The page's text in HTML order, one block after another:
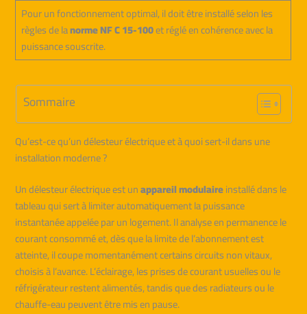
Pour un fonctionnement optimal, il doit être installé selon les
règles de lanorme NF C 15-100et réglé en cohérence avec la
puissance souscrite.
Sommaire
Qu’est-ce qu’un délesteur électrique et à quoi sert-il dans une
installation moderne ?
Un délesteur électrique est unappareil modulaireinstallé dans le
tableau qui sert à limiter automatiquement la puissance
instantanée appelée par un logement. Il analyse en permanence le
courant consommé et, dès que la limite de l’abonnement est
atteinte, il coupe momentanément certains circuits non vitaux,
choisis à l’avance. L’éclairage, les prises de courant usuelles ou le
réfrigérateur restent alimentés, tandis que des radiateurs ou le
chauffe-eau peuvent être mis en pause.